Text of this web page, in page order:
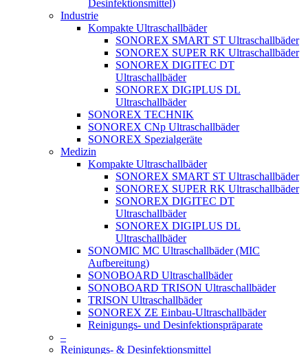
Desinfektionsmittel)
Industrie
Kompakte Ultraschallbäder
SONOREX SMART ST Ultraschallbäder
SONOREX SUPER RK Ultraschallbäder
SONOREX DIGITEC DT
Ultraschallbäder
SONOREX DIGIPLUS DL
Ultraschallbäder
SONOREX TECHNIK
SONOREX CNp Ultraschallbäder
SONOREX Spezialgeräte
Medizin
Kompakte Ultraschallbäder
SONOREX SMART ST Ultraschallbäder
SONOREX SUPER RK Ultraschallbäder
SONOREX DIGITEC DT
Ultraschallbäder
SONOREX DIGIPLUS DL
Ultraschallbäder
SONOMIC MC Ultraschallbäder (MIC
Aufbereitung)
SONOBOARD Ultraschallbäder
SONOBOARD TRISON Ultraschallbäder
TRISON Ultraschallbäder
SONOREX ZE Einbau-Ultraschallbäder
Reinigungs- und Desinfektionspräparate
–
Reinigungs- & Desinfektionsmittel